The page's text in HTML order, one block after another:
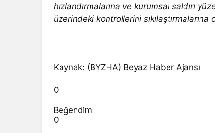
hızlandırmalarına ve kurumsal saldırı
üzerindeki kontrollerini sıkılaştırmalarına
Kaynak: (BYZHA) Beyaz Haber Ajansı
0
Beğendim
0